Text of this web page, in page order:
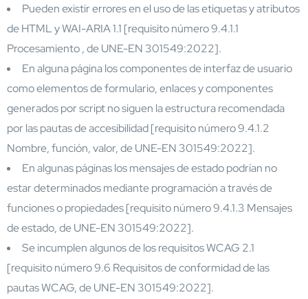
Pueden existir errores en el uso de las etiquetas y atributos
de HTML y WAI-ARIA 1.1 [requisito número 9.4.1.1
Procesamiento , de UNE-EN 301549:2022].
En alguna página los componentes de interfaz de usuario
como elementos de formulario, enlaces y componentes
generados por script no siguen la estructura recomendada
por las pautas de accesibilidad [requisito número 9.4.1.2
Nombre, función, valor, de UNE-EN 301549:2022].
En algunas páginas los mensajes de estado podrían no
estar determinados mediante programación a través de
funciones o propiedades [requisito número 9.4.1.3 Mensajes
de estado, de UNE-EN 301549:2022].
Se incumplen algunos de los requisitos WCAG 2.1
[requisito número 9.6 Requisitos de conformidad de las
pautas WCAG, de UNE-EN 301549:2022].